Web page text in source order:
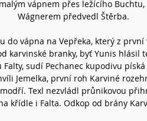
vápnem přes ležícího Buchtu,
Wágnerem předvedl Štěrba.
do vápna na Vepřeka, který z
karvinské branky, byť Yunis hlásil
sudí Pechanec kupodivu
Jemelka, první roh Karviné
Texl nezvládl průnikovou
křídle i Falta. Odkop od brány